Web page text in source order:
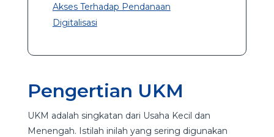
Akses Terhadap Pendanaan
Digitalisasi
Pengertian UKM
UKM adalah singkatan dari Usaha Kecil dan
Menengah. Istilah inilah yang sering digunakan